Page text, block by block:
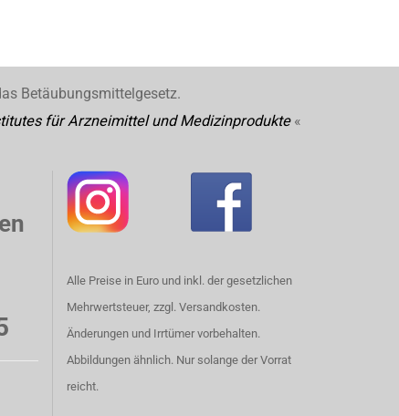
Betäubungsmittelgesetz.
für Arzneimittel und Medizinprodukte«
Alle Preise in Euro und inkl. der gesetzlichen
Mehrwertsteuer, zzgl. Versandkosten.
Änderungen und Irrtümer vorbehalten.
Abbildungen ähnlich. Nur solange der Vorrat
reicht.